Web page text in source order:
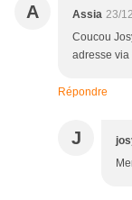
A Assia 23/
Coucou
adresse via
Répondre
J